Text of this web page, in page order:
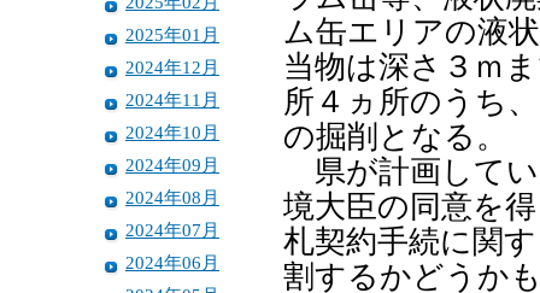
2025年01月
2024年12月
2024年11月
2024年10月
2024年09月
2024年08月
2024年07月
2024年06月
ム缶エリアの液
当物は深さ３ｍ
所４ヵ所のうち
の掘削となる。
県が計画して
境大臣の同意を
札契約手続に関
割するかどうか